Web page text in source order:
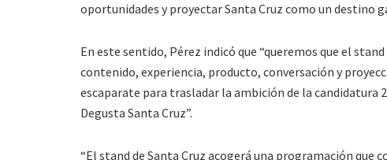
oportunidades y proyectar Santa Cruz como un destino
En este sentido, Pérez indicó que “queremos que el
contenido, experiencia, producto, conversación y
escaparate para trasladar la ambición de la candidatura
Degusta Santa Cruz”.
“El stand de Santa Cruz acogerá una programación